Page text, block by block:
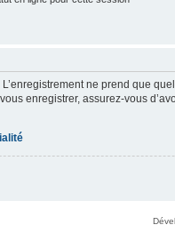
ne prend que
enregistrer, assurez-vous